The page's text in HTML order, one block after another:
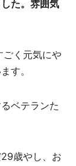
た。 雰囲気
ごく元気にや
す。
ベテランた
歳やし、お